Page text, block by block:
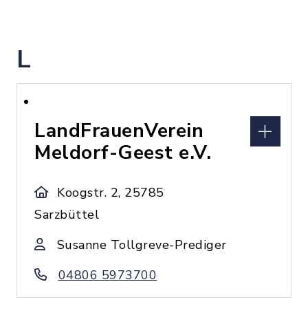
L
LandFrauenVerein
Meldorf-Geest e.V.
Koogstr. 2, 25785
Sarzbüttel
Susanne Tollgreve-Prediger
04806 5973700